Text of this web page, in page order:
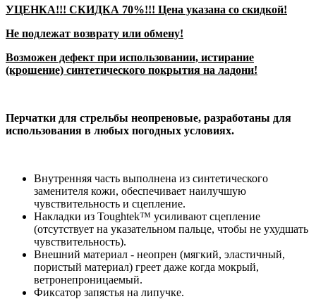
УЦЕНКА!!! СКИДКА 70%!!! Цена указана со скидкой!
Не подлежат возврату или обмену!
Возможен дефект при использовании, истирание
(крошение) синтетического покрытия на ладони!
Перчатки для стрельбы неопреновые, разработаны для
использования в любых погодных условиях.
Внутренняя часть выполнена из синтетического
заменителя кожи, обеспечивает наилучшую
чувствительность и сцепление.
Накладки из Toughtek™ усиливают сцепление
(отсутствует на указательном пальце, чтобы не ухудшать
чувствительность).
Внешний материал - неопрен (мягкий, эластичный,
пористый материал) греет даже когда мокрый,
ветронепроницаемый.
Фиксатор запястья на липучке.